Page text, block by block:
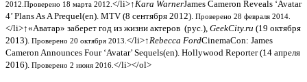
2012. Проверено 18 марта 2012. </li>↑ Kara WarnerJames Cameron Reveals ‘Avatar
4’ Plans As A Prequel(en). MTV (8 сентября 2012). Проверено 28 февраля 2014.
</li>↑«Аватар» заберет год из жизни актеров (рус.) GeekCity.ru (19 октября
2013). Проверено 20 октября 2013. </li>↑ Rebecca FordCinemaCon: James
Cameron Announces Four ‘Avatar’ Sequels(en). Hollywood Reporter (14 апреля
2016). Проверено 2 июня 2016. </li></ol>